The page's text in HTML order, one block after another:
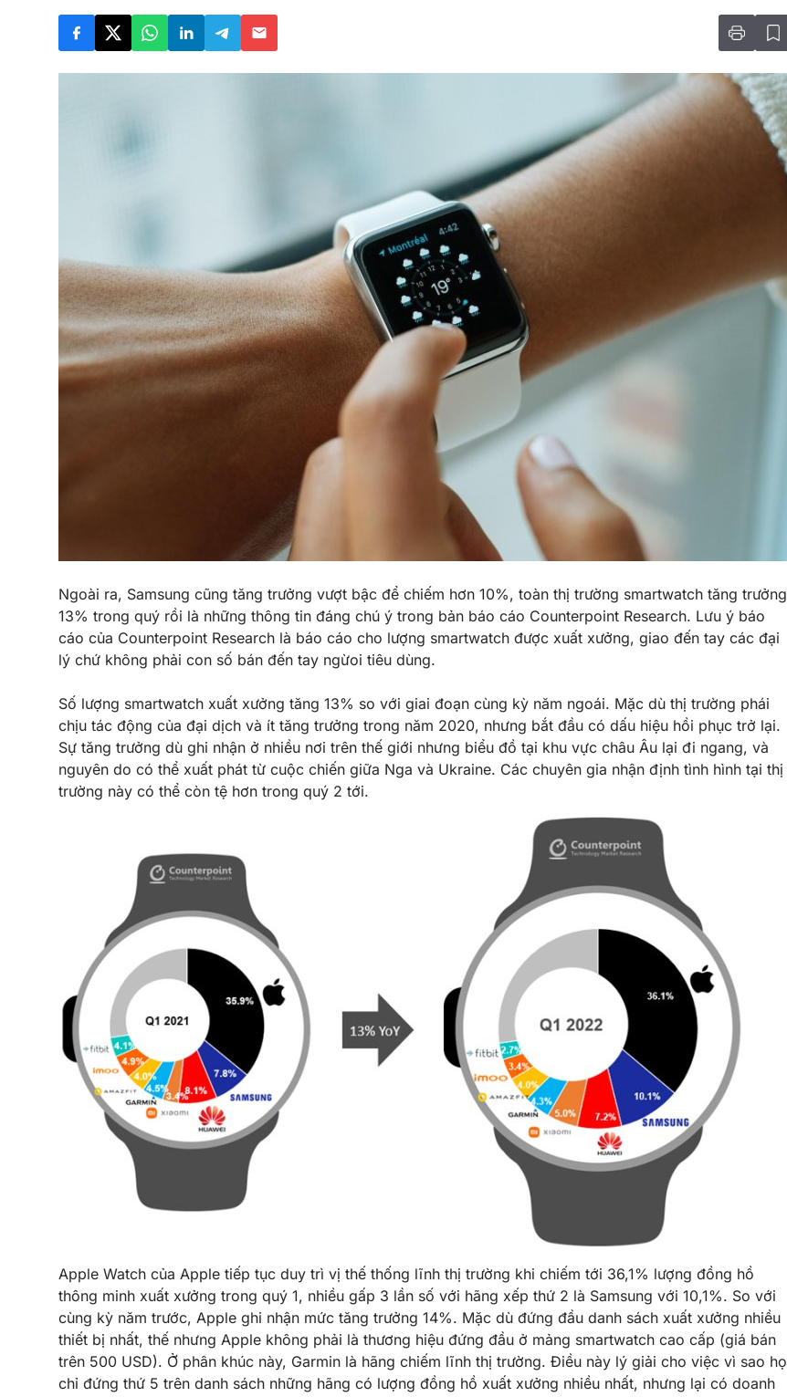
Ngoài ra, Samsung cũng tăng trưởng vượt bậc để chiếm hơn 10%, toàn thị trường smartwatch tăng trưởng
13% trong quý rồi là những thông tin đáng chú ý trong bản báo cáo Counterpoint Research. Lưu ý báo
cáo của Counterpoint Research là báo cáo cho lượng smartwatch được xuất xưởng, giao đến tay các đại
lý chứ không phải con số bán đến tay ngừoi tiêu dùng.
Số lượng smartwatch xuất xưởng tăng 13% so với giai đoạn cùng kỳ năm ngoái. Mặc dù thị trường phái
chịu tác động của đại dịch và ít tăng trưởng trong năm 2020, nhưng bắt đầu có dấu hiệu hồi phục trở lại.
Sự tăng trưởng dù ghi nhận ở nhiều nơi trên thế giới nhưng biểu đồ tại khu vực châu Âu lại đi ngang, và
nguyên do có thể xuất phát từ cuộc chiến giữa Nga và Ukraine. Các chuyên gia nhận định tình hình tại thị
trường này có thể còn tệ hơn trong quý 2 tới.
Apple Watch của Apple tiếp tục duy trì vị thế thống lĩnh thị trường khi chiếm tới 36,1% lượng đồng hồ
thông minh xuất xưởng trong quý 1, nhiều gấp 3 lần số với hãng xếp thứ 2 là Samsung với 10,1%. So với
cùng kỳ năm trước, Apple ghi nhận mức tăng trưởng 14%. Mặc dù đứng đầu danh sách xuất xưởng nhiều
thiết bị nhất, thế nhưng Apple không phải là thương hiệu đứng đầu ở mảng smartwatch cao cấp (giá bán
trên 500 USD). Ở phân khúc này, Garmin là hãng chiếm lĩnh thị trường. Điều này lý giải cho việc vì sao họ
chỉ đứng thứ 5 trên danh sách những hãng có lượng đồng hồ xuất xưởng nhiều nhất, nhưng lại có doanh